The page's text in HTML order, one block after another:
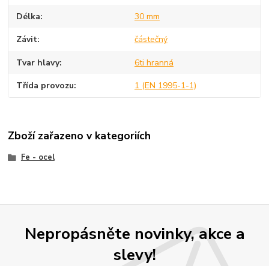
Délka 30 mm
Závit částečný
Tvar hlavy 6ti hranná
Třída provozu 1 (EN 1995-1-1)
Zboží zařazeno v kategoriích
Fe - ocel
Nepropásněte novinky, akce a
slevy!